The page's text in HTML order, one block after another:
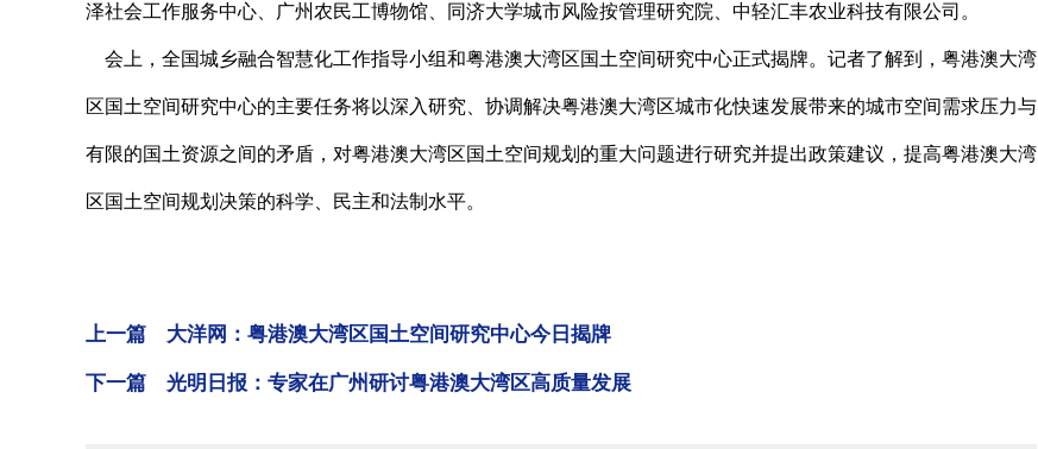
泽社会工作服务中心、广州农民工博物馆、同济大学城市风险按管理研究院、中轻汇丰农业科技有限公司。
会上，全国城乡融合智慧化工作指导小组和粤港澳大湾区国土空间研究中心正式揭牌。记者了解到，粤港澳大湾
区国土空间研究中心的主要任务将以深入研究、协调解决粤港澳大湾区城市化快速发展带来的城市空间需求压力与
有限的国土资源之间的矛盾，对粤港澳大湾区国土空间规划的重大问题进行研究并提出政策建议，提高粤港澳大湾
区国土空间规划决策的科学、民主和法制水平。
上一篇 大洋网：粤港澳大湾区国土空间研究中心今日揭牌
下一篇 光明日报：专家在广州研讨粤港澳大湾区高质量发展